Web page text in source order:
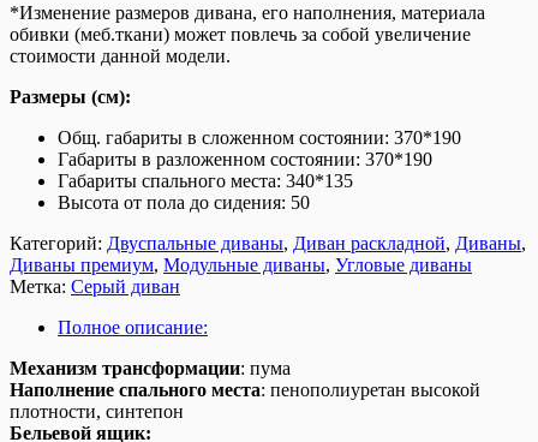
*Изменение размеров дивана, его наполнения, материала
обивки (меб.ткани) может повлечь за собой увеличение
стоимости данной модели.
Размеры (см):
Общ. габариты в сложенном состоянии: 370*190
Габариты в разложенном состоянии: 370*190
Габариты спального места: 340*135
Высота от пола до сидения: 50
Категорий: Двуспальные диваны, Диван раскладной, Диваны,
Диваны премиум, Модульные диваны, Угловые диваны
Метка: Серый диван
Полное описание:
Механизм трансформации: пума
Наполнение спального места: пенополиуретан высокой
плотности, синтепон
Бельевой ящик: